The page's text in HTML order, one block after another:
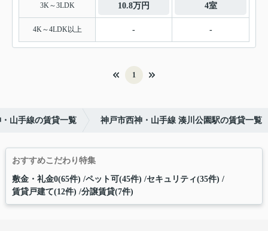
3K～3LDK 10.8万円 4室
4K～4LDK以上 - -
1
山手線の賃貸一覧 神戸市西神・山手線 湊川公園駅の賃貸一覧
おすすめこだわり特集
敷金・礼金0(65件) ペット可(45件) セキュリティ(35件)
賃貸戸建て(12件) 分譲賃貸(7件)